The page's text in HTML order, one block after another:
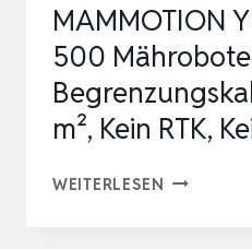
MAMMOTION
500
m², Kein RTK,
WEITERLESEN